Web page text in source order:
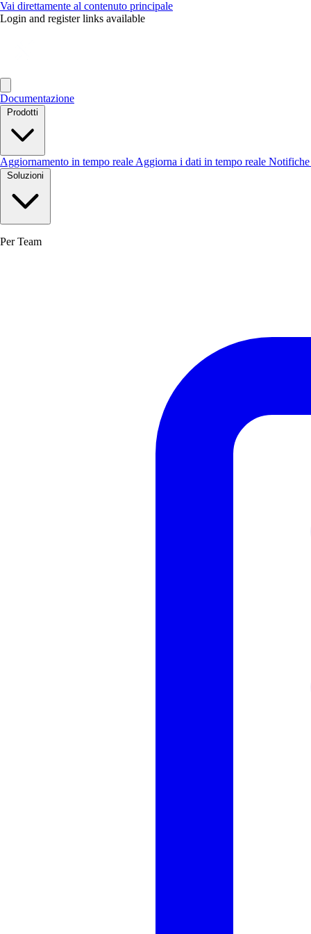
Vai direttamente al contenuto principale
Login and register links available
Documentazione
Prodotti
Aggiornamento in tempo reale Aggiorna i dati in tempo reale Notifiche
Soluzioni
Per Team